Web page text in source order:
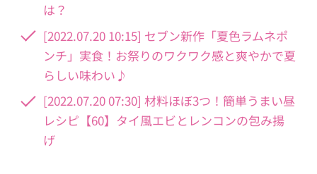
は？
[2022.07.20 10:15] セブン新作「夏色ラムネポ
ンチ」実食！お祭りのワクワク感と爽やかで夏
らしい味わい♪
[2022.07.20 07:30] 材料ほぼ3つ！簡単うまい昼
レシピ【60】タイ風エビとレンコンの包み揚
げ